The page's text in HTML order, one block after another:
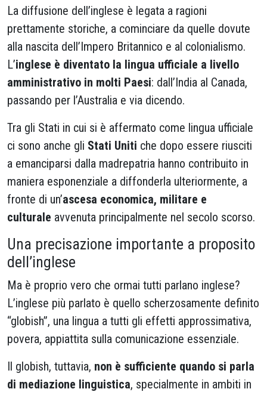
La diffusione dell’inglese è legata a ragioni
prettamente storiche, a cominciare da quelle dovute
alla nascita dell’Impero Britannico e al colonialismo.
L’inglese è diventato la lingua ufficiale a livello
amministrativo in molti Paesi: dall’India al Canada,
passando per l’Australia e via dicendo.
Tra gli Stati in cui si è affermato come lingua ufficiale
ci sono anche gli Stati Uniti che dopo essere riusciti
a emanciparsi dalla madrepatria hanno contribuito in
maniera esponenziale a diffonderla ulteriormente, a
fronte di un’ascesa economica, militare e
culturale avvenuta principalmente nel secolo scorso.
Una precisazione importante a proposito
dell’inglese
Ma è proprio vero che ormai tutti parlano inglese?
L’inglese più parlato è quello scherzosamente definito
“globish”, una lingua a tutti gli effetti approssimativa,
povera, appiattita sulla comunicazione essenziale.
Il globish, tuttavia, non è sufficiente quando si parla
di mediazione linguistica, specialmente in ambiti in